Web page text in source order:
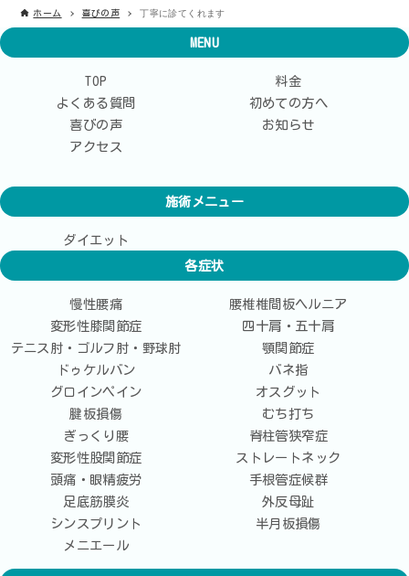
ホーム 喜びの声 丁寧に診てくれます
MENU
TOP
料金
よくある質問
初めての方へ
喜びの声
お知らせ
アクセス
施術メニュー
ダイエット
各症状
慢性腰痛
腰椎椎間板ヘルニア
変形性膝関節症
四十肩・五十肩
テニス肘・ゴルフ肘・野球肘
顎関節症
ドゥケルバン
バネ指
グロインペイン
オスグット
腱板損傷
むち打ち
ぎっくり腰
脊柱管狭窄症
変形性股関節症
ストレートネック
頭痛・眼精疲労
手根管症候群
足底筋膜炎
外反母趾
シンスプリント
半月板損傷
メニエール